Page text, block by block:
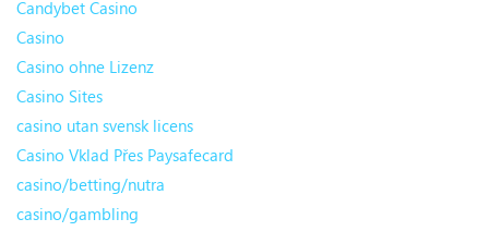
Candybet Casino
Casino
Casino ohne Lizenz
Casino Sites
casino utan svensk licens
Casino Vklad Přes Paysafecard
casino/betting/nutra
casino/gambling